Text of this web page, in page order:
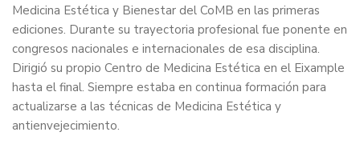
Medicina Estética y Bienestar del CoMB en las primeras
ediciones. Durante su trayectoria profesional fue ponente en
congresos nacionales e internacionales de esa disciplina.
Dirigió su propio Centro de Medicina Estética en el Eixample
hasta el final. Siempre estaba en continua formación para
actualizarse a las técnicas de Medicina Estética y
antienvejecimiento.